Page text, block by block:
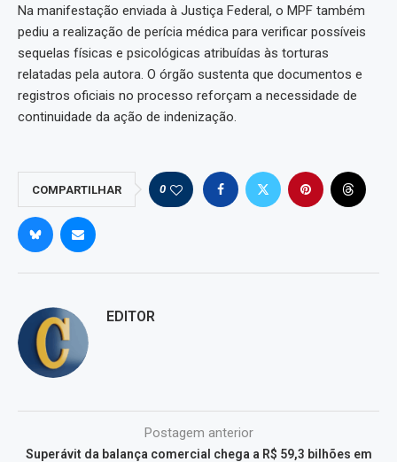
Na manifestação enviada à Justiça Federal, o MPF também
pediu a realização de perícia médica para verificar possíveis
sequelas físicas e psicológicas atribuídas às torturas
relatadas pela autora. O órgão sustenta que documentos e
registros oficiais no processo reforçam a necessidade de
continuidade da ação de indenização.
COMPARTILHAR 0
EDITOR
Postagem anterior
Superávit da balança comercial chega a R$ 59,3 bilhões em